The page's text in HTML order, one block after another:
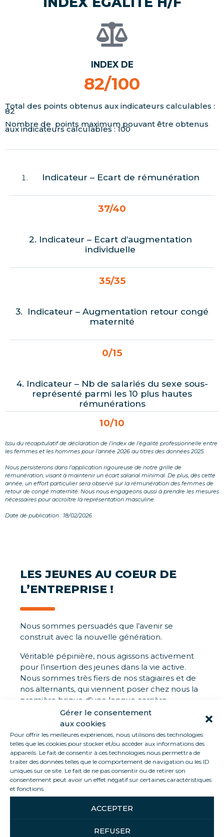
Gérer le consentement
aux cookies
Pour offrir les meilleures expériences, nous utilisons des technologies
telles que les cookies pour stocker et/ou accéder aux informations des
appareils. Le fait de consentir à ces technologies nous permettra de
traiter des données telles que le comportement de navigation ou les ID
uniques sur ce site. Le fait de ne pas consentir ou de retirer son
consentement peut avoir un effet négatif sur certaines caractéristiques
et fonctions.
ACCEPTER
REFUSER
INDEX DE
82/100
Total des points obtenus aux indicateurs calculables :
82
Nombre de points maximum pouvant être obtenus
aux indicateurs calculables : 100
Indicateur – Ecart de rémunération
37/40
2. Indicateur – Ecart d’augmentation
individuelle
35/35
3. Indicateur – Augmentation retour congé
maternité
0/15
4. Indicateur – Nb de salariés du sexe sous-
représenté parmi les 10 plus hautes
rémunérations
10/10
Issu du récapitulatif de déclaration de l’index de l’égalité professionnelle entre
les femmes et les hommes pour l’année 2026 au titres des données 2025.
Nous persisterons dans l’application rigoureuse de notre grille de
rémunération, visant à maintenir un écart salarial minimal. De plus, dès cette
année, un effort particulier sera observé sur la rémunération des femmes de
retour de congé maternité. Nous nous engageons aussi à prendre les mesures
nécessaires pour accroître la représentation masculine.
Date de publication : 18/02/2026
LES JEUNES AU COEUR DE
L’ENTREPRISE !
Nous sommes persuadés que l’avenir se
construit avec la nouvelle génération.
Véritable pépinière, nous agissons activement
pour l’insertion des jeunes dans la vie active.
Nous sommes très fiers de nos stagiaires et de
nos alternants, qui viennent poser chez nous la
première brique d’une longue carrière.